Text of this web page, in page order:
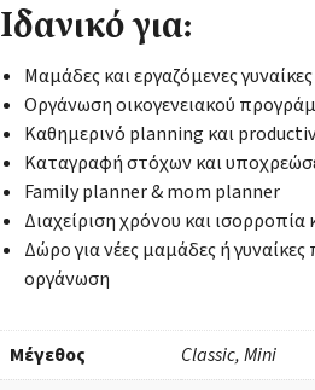
Ιδανικό για:
Μαμάδες και εργαζόμενες γυναίκες
Οργάνωση οικογενειακού
Καθημερινό planning και
Καταγραφή στόχων και
Family planner & mom planner
Διαχείριση χρόνου και
Δώρο για νέες μαμάδες ή
οργάνωση
Μέγεθος
Classic, Mini